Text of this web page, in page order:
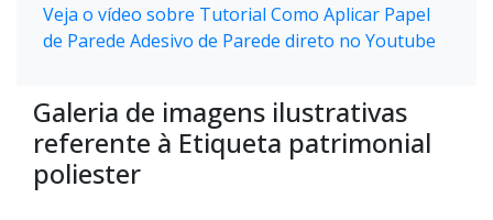
Veja o vídeo sobre Tutorial Como Aplicar Papel
de Parede Adesivo de Parede direto no Youtube
Galeria de imagens ilustrativas
referente à Etiqueta patrimonial
poliester